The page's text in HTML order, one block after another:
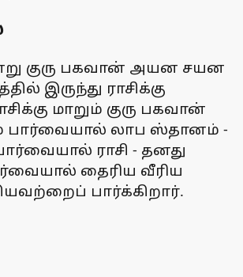
குரு பகவான் அயன சயன
இருந்து ராசிக்கு
மாறும் குரு பகவான்
பார்வையால் லாப ஸ்தானம் -
ராசி - தனது
தைரிய வீரிய
பார்க்கிறார்.